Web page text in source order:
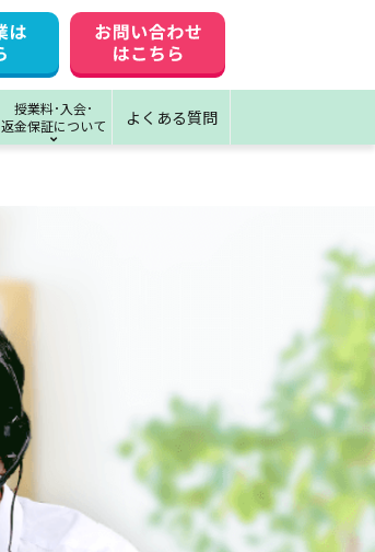
授業料･入会･
返金保証について
よくある質問